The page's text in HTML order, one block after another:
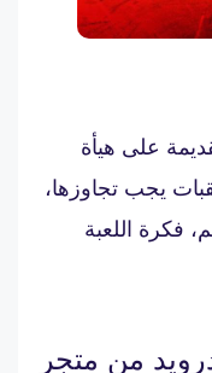
على هيأة
يجب تجاوزها،
فكرة اللعبة
من متجر